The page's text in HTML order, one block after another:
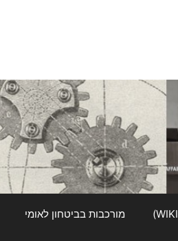
מורכבות בביטחון לאומי